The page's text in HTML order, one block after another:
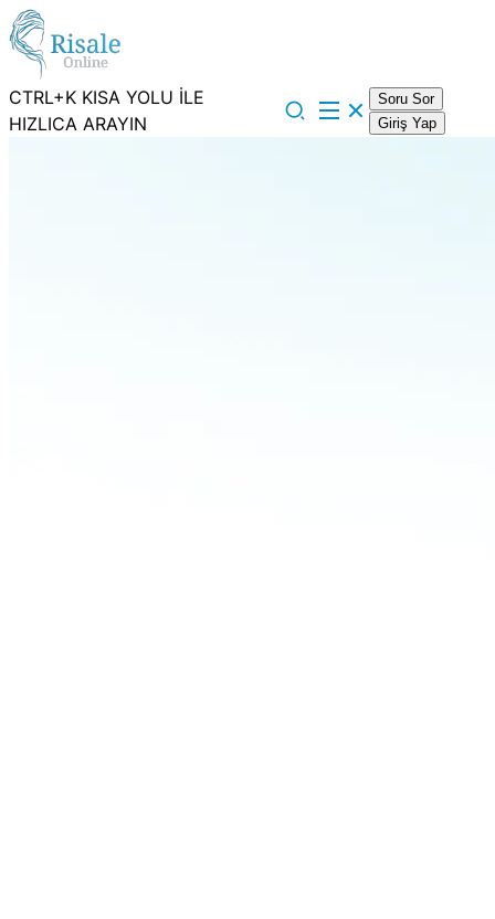
CTRL+K KISA YOLU İLE
HIZLICA ARAYIN
Soru Sor
Giriş Yap